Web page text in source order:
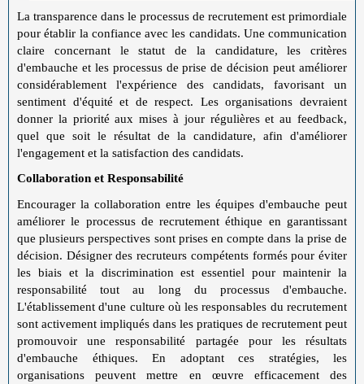
La transparence dans le processus de recrutement est primordiale
pour établir la confiance avec les candidats. Une communication
claire concernant le statut de la candidature, les critères
d'embauche et les processus de prise de décision peut améliorer
considérablement l'expérience des candidats, favorisant un
sentiment d'équité et de respect. Les organisations devraient
donner la priorité aux mises à jour régulières et au feedback,
quel que soit le résultat de la candidature, afin d'améliorer
l'engagement et la satisfaction des candidats.
Collaboration et Responsabilité
Encourager la collaboration entre les équipes d'embauche peut
améliorer le processus de recrutement éthique en garantissant
que plusieurs perspectives sont prises en compte dans la prise de
décision. Désigner des recruteurs compétents formés pour éviter
les biais et la discrimination est essentiel pour maintenir la
responsabilité tout au long du processus d'embauche.
L'établissement d'une culture où les responsables du recrutement
sont activement impliqués dans les pratiques de recrutement peut
promouvoir une responsabilité partagée pour les résultats
d'embauche éthiques. En adoptant ces stratégies, les
organisations peuvent mettre en œuvre efficacement des